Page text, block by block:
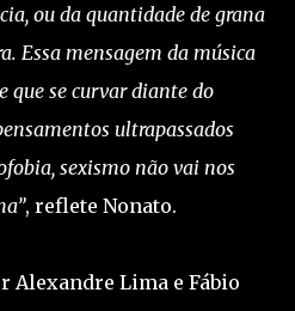
ou da quantidade de grana
Essa mensagem da música
que se curvar diante do
ultrapassados
sexismo não vai nos
, reflete Nonato.
Lima e Fábio